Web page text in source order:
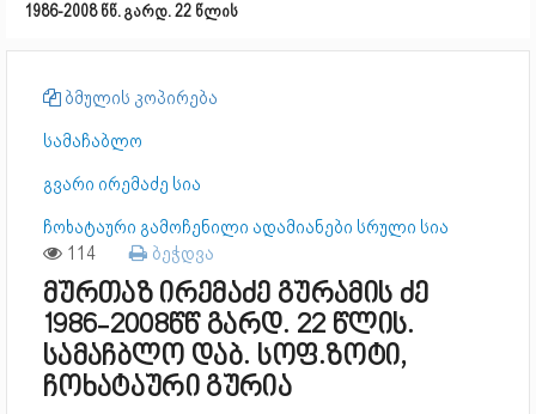
1986-2008 წწ. გარდ. 22 წლის
ბმულის კოპირება
სამაჩაბლო
გვარი ირემაძე სია
ჩოხატაური გამოჩენილი ადამიანები სრული სია
114 ბეჭდვა
მურთაზ ირემაძე გურამის ძე
1986-2008წწ გარდ. 22 წლის.
სამაჩბლო დაბ. სოფ.ზოტი,
ჩოხატაური გურია